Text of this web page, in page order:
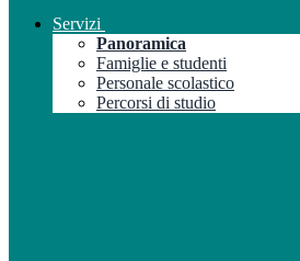
Servizi
Panoramica
Famiglie e studenti
Personale scolastico
Percorsi di studio